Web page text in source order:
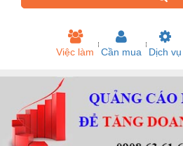
Việc làm Cần mua Dịch vụ